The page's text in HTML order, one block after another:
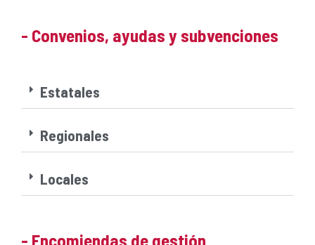
- Convenios, ayudas y subvenciones
Estatales
Regionales
Locales
- Encomiendas de gestión